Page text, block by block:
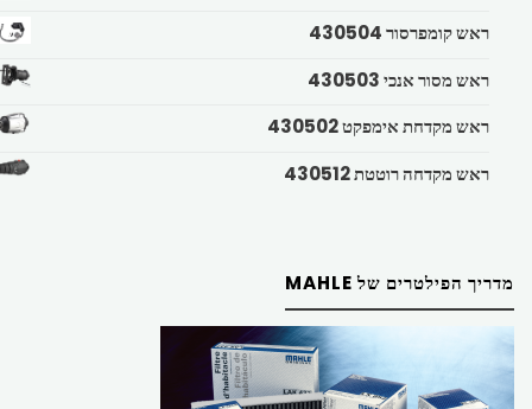
ראש קומפרסור 430504
ראש מסור אנכי 430503
ראש מקדחת אימפקט 430502
ראש מקדחה רוטטת 430512
מדריך הפילטרים של MAHLE